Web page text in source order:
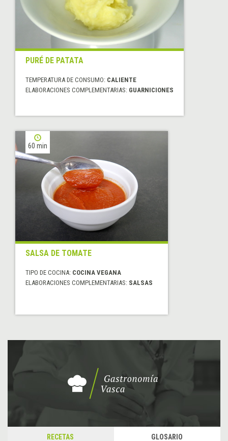
PURÉ DE PATATA
TEMPERATURA DE CONSUMO: CALIENTE
ELABORACIONES COMPLEMENTARIAS: GUARNICIONES
60 min
SALSA DE TOMATE
TIPO DE COCINA: COCINA VEGANA
ELABORACIONES COMPLEMENTARIAS: SALSAS
RECETAS GLOSARIO